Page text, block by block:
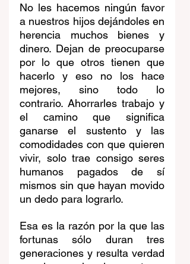
No les hacemos ningún favor
a nuestros hijos dejándoles en
herencia muchos bienes y
dinero. Dejan de preocuparse
por lo que otros tienen que
hacerlo y eso no los hace
mejores, sino todo lo
contrario. Ahorrarles trabajo y
el camino que significa
ganarse el sustento y las
comodidades con que quieren
vivir, solo trae consigo seres
humanos pagados de sí
mismos sin que hayan movido
un dedo para lograrlo.
Esa es la razón por la que las
fortunas sólo duran tres
generaciones y resulta verdad